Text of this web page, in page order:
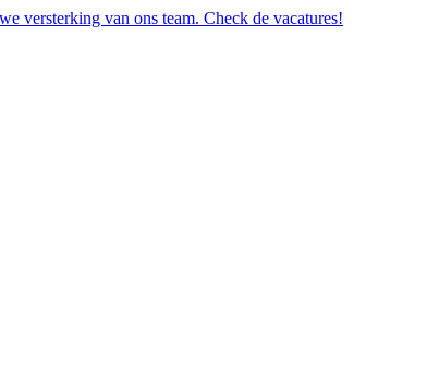
versterking van ons team. Check de vacatures!